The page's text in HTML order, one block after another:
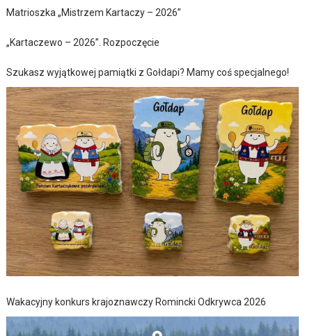
Matrioszka „Mistrzem Kartaczy – 2026”
„Kartaczewo – 2026”. Rozpoczęcie
Szukasz wyjątkowej pamiątki z Gołdapi? Mamy coś specjalnego!
Wakacyjny konkurs krajoznawczy Romincki Odkrywca 2026